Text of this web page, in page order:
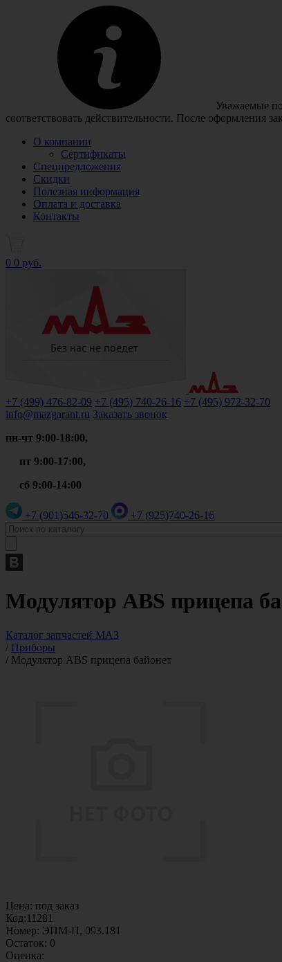
Уважаемые
соответствовать действительности. После оформления
О компании
Сертификаты
Спецпредложения
Скидки
Полезная информация
Оплата и доставка
Контакты
0 0 руб.
+7 (499) 476-82-09 +7 (495) 740-26-16 +7 (495) 972-32-70
info@mazgarant.ru Заказать звонок
пн-чт 9:00-18:00,
пт 9:00-17:00,
сб 9:00-14:00
+7 (901)546-32-70 +7 (925)740-26-16
Модулятор ABS прицепа
Каталог запчастей МАЗ
/ Приборы
/ Модулятор ABS прицепа байонет
Цена: под заказ
Код:11281
Номер: ЭПМ-П, 093.181
Остаток: 0
Оценка: